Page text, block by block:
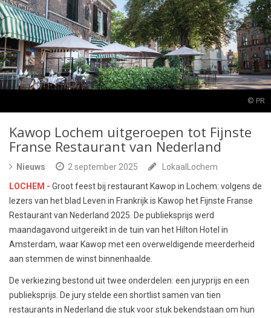
COLUMNS
RADIO
ZOEKEN
© PR
Kawop Lochem uitgeroepen tot Fijnste
Franse Restaurant van Nederland
Nieuws 2 september 2025
LokaalLochem
LOCHEM - Groot feest bij restaurant Kawop in Lochem: volgens de
lezers van het blad Leven in Frankrijk is Kawop het Fijnste Franse
Restaurant van Nederland 2025. De publieksprijs werd
maandagavond uitgereikt in de tuin van het Hilton Hotel in
Amsterdam, waar Kawop met een overweldigende meerderheid
aan stemmen de winst binnenhaalde.
De verkiezing bestond uit twee onderdelen: een juryprijs en een
publieksprijs. De jury stelde een shortlist samen van tien
restaurants in Nederland die stuk voor stuk bekendstaan om hun